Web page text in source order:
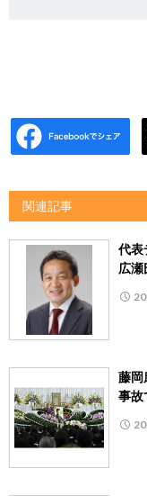
関連記事
代表
広瀬
藤岡
事故